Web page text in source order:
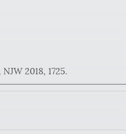
2018, 1725.